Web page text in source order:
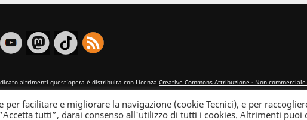
altrimenti quest’opera è distribuita con Licenza Creative Commons Attribuzione - Non
facilitare e migliorare la navigazione (cookie Tecnici), e per
tutti”, darai consenso all'utilizzo di tutti i cookies. Altrimenti puoi